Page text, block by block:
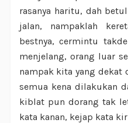
rasanya haritu, dah
jalan, nampaklah
bestnya, cermintu
menjelang, orang luar
nampak kita yang dekat
semua kena dilakukan
kiblat pun dorang tak
kata kanan, kejap kata